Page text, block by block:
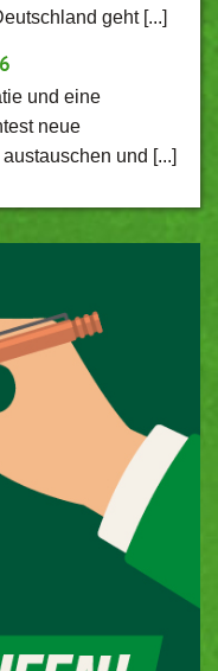
geht [...]
und eine
neue
und [...]